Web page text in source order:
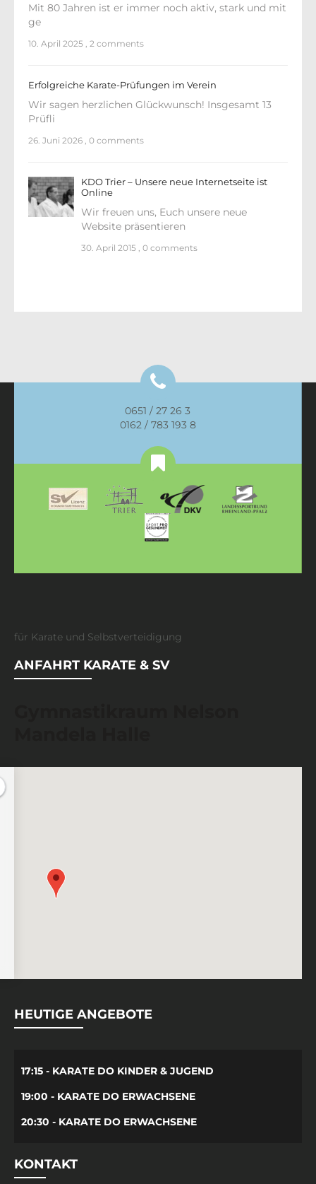
Mit 80 Jahren ist er immer noch aktiv, stark und mit
ge
10. April 2025 2 comments
Erfolgreiche Karate-Prüfungen im Verein
Wir sagen herzlichen Glückwunsch! Insgesamt 13
Prüfli
26. Juni 2026 0 comments
KDO Trier – Unsere neue Internetseite ist
Online
Wir freuen uns, Euch unsere neue
Website präsentieren
30. April 2015 0 comments
0651 / 27 26 3
0162 / 783 193 8
für Karate und Selbstverteidigung
ANFAHRT KARATE & SV
HEUTIGE ANGEBOTE
17:15 - KARATE DO KINDER & JUGEND
19:00 - KARATE DO ERWACHSENE
20:30 - KARATE DO ERWACHSENE
KONTAKT